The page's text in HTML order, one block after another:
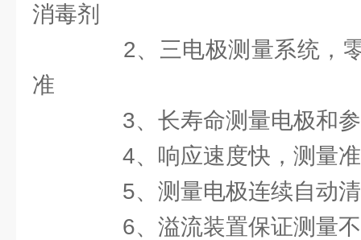
消毒剂
2、三电极测量系统，零
准
3、长寿命测量电极和参
4、响应速度快，测量
5、测量电极连续自动
6、溢流装置保证测量不